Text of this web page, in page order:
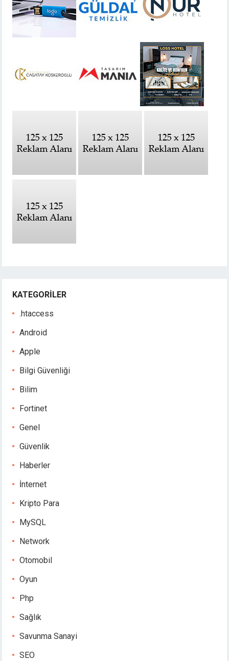
KATEGORILER
.htaccess
Android
Apple
Bilgi Güvenliği
Bilim
Fortinet
Genel
Güvenlik
Haberler
İnternet
Kripto Para
MySQL
Network
Otomobil
Oyun
Php
Sağlık
Savunma Sanayi
SEO